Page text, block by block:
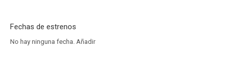
Fechas de estrenos
No hay ninguna fecha. Añadir